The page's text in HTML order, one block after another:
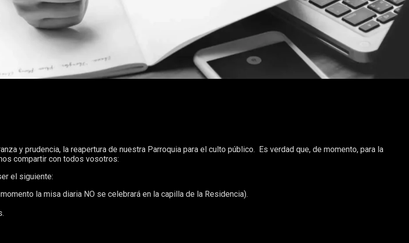
y prudencia, la reapertura de nuestra Parroquia para el culto público. Es verdad que, de momento, para la
compartir con todos vosotros:
el siguiente:
la misa diaria NO se celebrará en la capilla de la Residencia).